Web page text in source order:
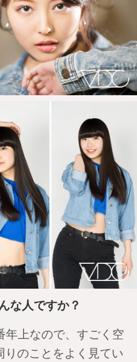
な人ですか？
上なので、すごく空
のことをよく見てい